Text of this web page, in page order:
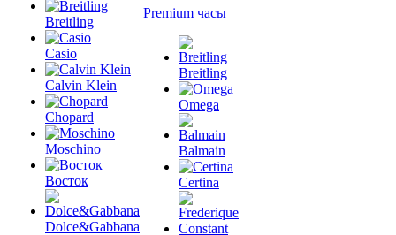
Breitling
Casio
Calvin Klein
Chopard
Moschino
Восток
Dolce&Gabbana
Premium часы
Breitling
Omega
Balmain
Certina